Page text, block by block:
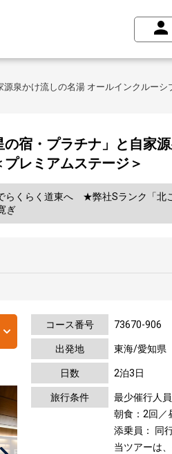
泉かけ流しの名湯 オールインクルー
宿・プラチナ」と自家
レミアムステージ＞
くらく道東へ ★弊社Sランク「北
ぎ
コース番号 73670-906
出発地 東海/愛知県
日数 2泊3日
旅行条件
最少催行人
朝食：2回／
添乗員： 同
当ツアーは